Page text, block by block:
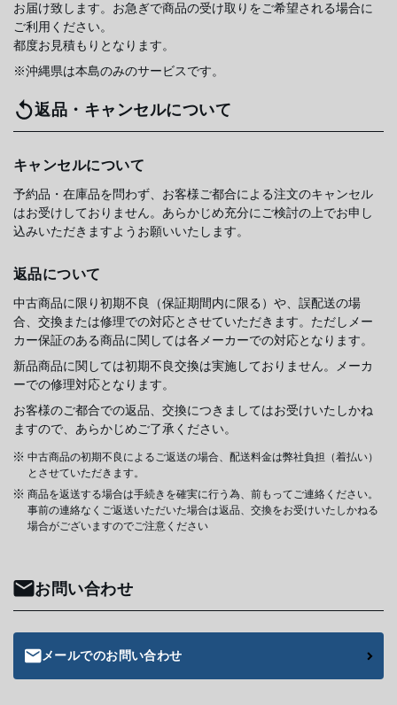
お届け致します。お急ぎで商品の受け取りをご希望される場合に
ご利用ください。
都度お見積もりとなります。
※沖縄県は本島のみのサービスです。
返品・キャンセルについて
キャンセルについて
予約品・在庫品を問わず、お客様ご都合による注文のキャンセル
はお受けしておりません。あらかじめ充分にご検討の上でお申し
込みいただきますようお願いいたします。
返品について
中古商品に限り初期不良（保証期間内に限る）や、誤配送の場
合、交換または修理での対応とさせていただきます。ただしメー
カー保証のある商品に関しては各メーカーでの対応となります。
新品商品に関しては初期不良交換は実施しておりません。メーカ
ーでの修理対応となります。
お客様のご都合での返品、交換につきましてはお受けいたしかね
ますので、あらかじめご了承ください。
中古商品の初期不良によるご返送の場合、配送料金は弊社負担（着払い）
とさせていただきます。
商品を返送する場合は手続きを確実に行う為、前もってご連絡ください。
事前の連絡なくご返送いただいた場合は返品、交換をお受けいたしかねる
場合がございますのでご注意ください
お問い合わせ
メールでのお問い合わせ